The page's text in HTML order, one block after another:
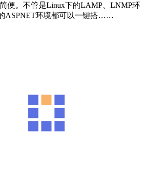
便。不管是Linux下的LAMP、LNMP环
ASPNET环境都可以一键搭……